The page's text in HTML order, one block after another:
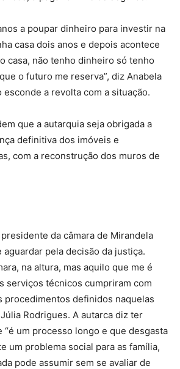
a poupar dinheiro para investir na
casa dois anos e depois acontece
casa, não tenho dinheiro só tenho
o futuro me reserva”, diz Anabela
esconde a revolta com a situação.
que a autarquia seja obrigada a
definitiva dos imóveis e
com a reconstrução dos muros de
da câmara de Mirandela
aguardar pela decisão da justiça.
na altura, mas aquilo que me é
serviços técnicos cumpriram com
procedimentos definidos naquelas
Rodrigues. A autarca diz ter
“é um processo longo e que desgasta
um problema social para as família,
pode assumir sem se avaliar de